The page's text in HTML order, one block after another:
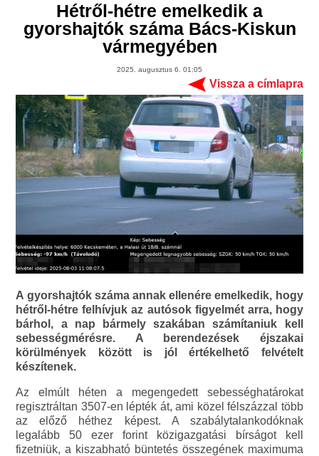
Hétről-hétre emelkedik a
gyorshajtók száma Bács-Kiskun
vármegyében
2025. augusztus 6. 01:05
Vissza a címlapra
A gyorshajtók száma annak ellenére emelkedik, hogy
hétről-hétre felhívjuk az autósok figyelmét arra, hogy
bárhol, a nap bármely szakában számítaniuk kell
sebességmérésre. A berendezések éjszakai
körülmények között is jól értékelhető felvételt
készítenek.
Az elmúlt héten a megengedett sebességhatárokat
regisztráltan 3507-en lépték át, ami közel félszázzal több
az előző héthez képest. A szabálytalankodóknak
legalább 50 ezer forint közigazgatási bírságot kell
fizetniük, a kiszabható büntetés összegének maximuma